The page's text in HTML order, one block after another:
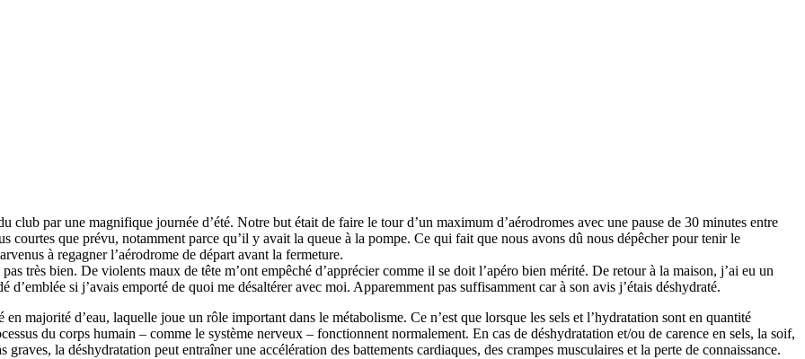
par une magnifique journée d’été. Notre but était de faire le tour d’un maximum d’aérodromes avec une pause de 30 minutes entre
courtes que prévu, notamment parce qu’il y avait la queue à la pompe. Ce qui fait que nous avons dû nous dépêcher pour tenir le
à regagner l’aérodrome de départ avant la fermeture.
très bien. De violents maux de tête m’ont empêché d’apprécier comme il se doit l’apéro bien mérité. De retour à la maison, j’ai eu un
si j’avais emporté de quoi me désaltérer avec moi. Apparemment pas suffisamment car à son avis j’étais déshydraté.
majorité d’eau, laquelle joue un rôle important dans le métabolisme. Ce n’est que lorsque les sels et l’hydratation sont en quantité
du corps humain – comme le système nerveux – fonctionnent normalement. En cas de déshydratation et/ou de carence en sels, la soif,
la déshydratation peut entraîner une accélération des battements cardiaques, des crampes musculaires et la perte de connaissance.